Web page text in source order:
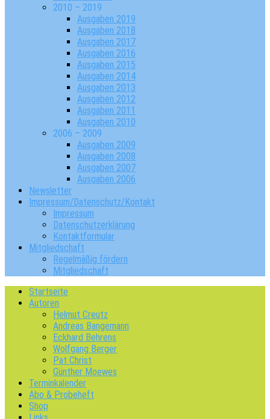
2010 – 2019
Ausgaben 2019
Ausgaben 2018
Ausgaben 2017
Ausgaben 2016
Ausgaben 2015
Ausgaben 2014
Ausgaben 2013
Ausgaben 2012
Ausgaben 2011
Ausgaben 2010
2006 – 2009
Ausgaben 2009
Ausgaben 2008
Ausgaben 2007
Ausgaben 2006
Newsletter
Impressum/Datenschutz/Kontakt
Impressum
Datenschutzerklärung
Kontaktformular
Mitgliedschaft
Regelmäßig fördern
Mitgliedschaft
Startseite
Autoren
Helmut Creutz
Andreas Bangemann
Eckhard Behrens
Wolfgang Berger
Pat Christ
Günther Moewes
Terminkalender
Abo & Probeheft
Shop